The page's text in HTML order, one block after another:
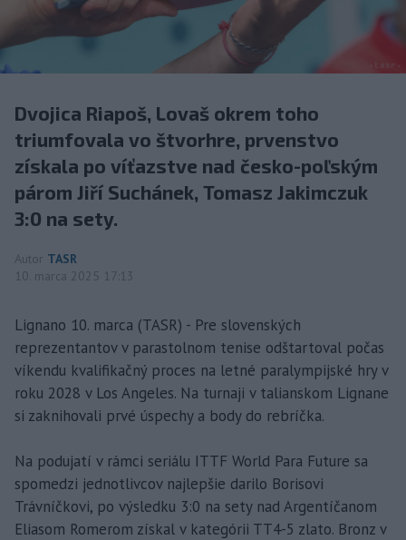
Dvojica Riapoš, Lovaš okrem toho
triumfovala vo štvorhre, prvenstvo
získala po víťazstve nad česko-poľským
párom Jiří Suchánek, Tomasz Jakimczuk
3:0 na sety.
Autor TASR
10. marca 2025 17:13
Lignano 10. marca (TASR) - Pre slovenských
reprezentantov v parastolnom tenise odštartoval počas
víkendu kvalifikačný proces na letné paralympijské hry v
roku 2028 v Los Angeles. Na turnaji v talianskom Lignane
si zaknihovali prvé úspechy a body do rebríčka.
Na podujatí v rámci seriálu ITTF World Para Future sa
spomedzi jednotlivcov najlepšie darilo Borisovi
Trávníčkovi, po výsledku 3:0 na sety nad Argentíčanom
Eliasom Romerom získal v kategórii TT4-5 zlato. Bronz v